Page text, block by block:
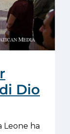
Dio
Leone ha